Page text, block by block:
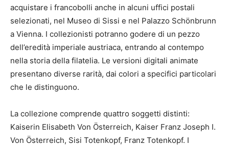
acquistare i francobolli anche in alcuni uffici postali
selezionati, nel Museo di Sissi e nel Palazzo Schönbrunn
a Vienna. I collezionisti potranno godere di un pezzo
dell’eredità imperiale austriaca, entrando al contempo
nella storia della filatelia. Le versioni digitali animate
presentano diverse rarità, dai colori a specifici particolari
che le distinguono.
La collezione comprende quattro soggetti distinti:
Kaiserin Elisabeth Von Österreich, Kaiser Franz Joseph I.
Von Österreich, Sisi Totenkopf, Franz Totenkopf. I